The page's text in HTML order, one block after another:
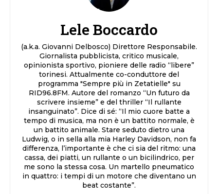
Lele Boccardo
(a.k.a. Giovanni Delbosco) Direttore Responsabile.
Giornalista pubblicista, critico musicale,
opinionista sportivo, pioniere delle radio “libere”
torinesi. Attualmente co-conduttore del
programma "Sempre più in Zetatielle" su
RID96.8FM. Autore del romanzo “Un futuro da
scrivere insieme” e del thriller “Il rullante
insanguinato”. Dice di sé: “Il mio cuore batte a
tempo di musica, ma non è un battito normale, è
un battito animale. Stare seduto dietro una
Ludwig, o in sella alla mia Harley Davidson, non fa
differenza, l’importante è che ci sia del ritmo: una
cassa, dei piatti, un rullante o un bicilindrico, per
me sono la stessa cosa. Un martello pneumatico
in quattro: i tempi di un motore che diventano un
beat costante”.